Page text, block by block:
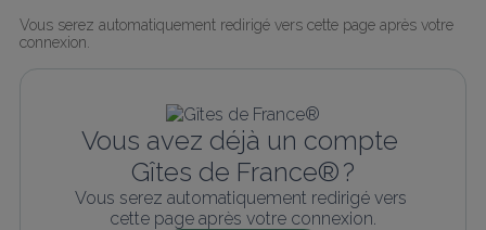
Vous serez automatiquement redirigé vers cette page après votre
connexion.
Vous avez déjà un compte
Gîtes de France® ?
Vous serez automatiquement redirigé vers
cette page après votre connexion.